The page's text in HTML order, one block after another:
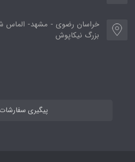
خراسان رضوی - مشهد- الماس
بزرگ نیکاپوش
پیگیری سفارشات